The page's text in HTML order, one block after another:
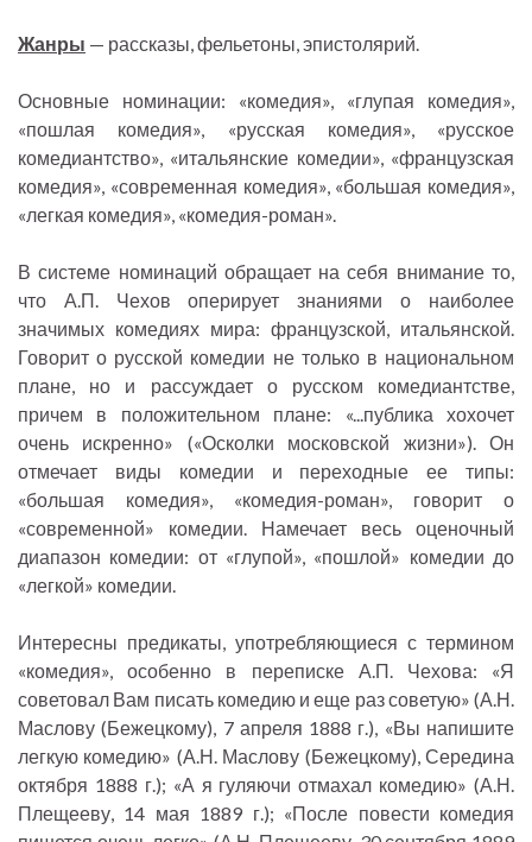
Жанры — рассказы, фельетоны, эпистолярий.
Основные номинации: «комедия», «глупая комедия»,
«пошлая комедия», «русская комедия», «русское
комедиантство», «итальянские комедии», «французская
комедия», «современная комедия», «большая комедия»,
«легкая комедия», «комедия-роман».
В системе номинаций обращает на себя внимание то,
что А.П. Чехов оперирует знаниями о наиболее
значимых комедиях мира: французской, итальянской.
Говорит о русской комедии не только в национальном
плане, но и рассуждает о русском комедиантстве,
причем в положительном плане: «...публика хохочет
очень искренно» («Осколки московской жизни»). Он
отмечает виды комедии и переходные ее типы:
«большая комедия», «комедия-роман», говорит о
«современной» комедии. Намечает весь оценочный
диапазон комедии: от «глупой», «пошлой» комедии до
«легкой» комедии.
Интересны предикаты, употребляющиеся с термином
«комедия», особенно в переписке А.П. Чехова: «Я
советовал Вам писать комедию и еще раз советую» (А.Н.
Маслову (Бежецкому), 7 апреля 1888 г.), «Вы напишите
легкую комедию» (А.Н. Маслову (Бежецкому), Середина
октября 1888 г.); «А я гуляючи отмахал комедию» (А.Н.
Плещееву, 14 мая 1889 г.); «После повести комедия